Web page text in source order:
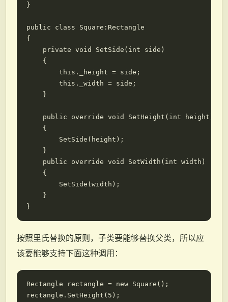
}
public class Square:Rectangle
{
    private void SetSide(int side)
    {
        this._height = side;
        this._width = side;
    }
    public override void SetHeight(int height)
    {
        SetSide(height);
    }
    public override void SetWidth(int width)
    {
        SetSide(width);
    }
按照里氏替换的原则，子类要能够替换父类，所以应
该要能够支持下面这种调用：
Rectangle rectangle = new Square();
rectangle.SetHeight(5);